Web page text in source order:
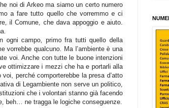
noi di Arkeo ma siamo un certo numero
a fare tutto quello che vorremmo e ci
il Comune, che dava appoggio e aiuto.
ogni campo, primo fra tutti quello della
vorrebbe qualcuno. Ma l’ambiente è una
voi. Anche con tutte le buone intenzioni
ottimizzare i mezzi che ha e portarli alla
perché comporterebbe la presa d’atto
di Legambiente non serve un politico,
che i volontari stanno già facendo
beh… ne tragga le logiche conseguenze.